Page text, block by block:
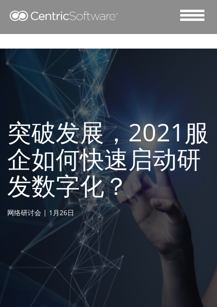
突破发展，2021服
企如何快速启动研
发数字化？
网络研讨会 | 1月26日